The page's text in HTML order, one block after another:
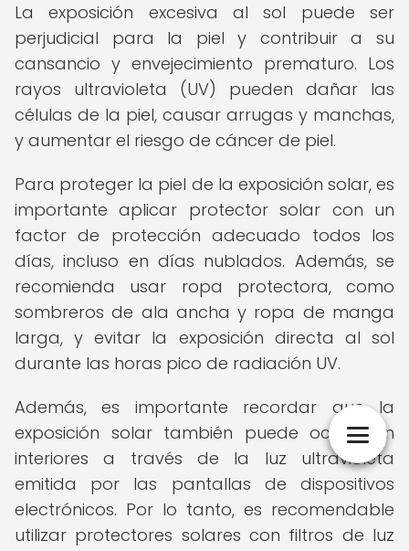
La exposición excesiva al sol puede ser
perjudicial para la piel y contribuir a su
cansancio y envejecimiento prematuro. Los
rayos ultravioleta (UV) pueden dañar las
células de la piel, causar arrugas y manchas,
y aumentar el riesgo de cáncer de piel.
Para proteger la piel de la exposición solar, es
importante aplicar protector solar con un
factor de protección adecuado todos los
días, incluso en días nublados. Además, se
recomienda usar ropa protectora, como
sombreros de ala ancha y ropa de manga
larga, y evitar la exposición directa al sol
durante las horas pico de radiación UV.
Además, es importante recordar que la
exposición solar también puede ocurrir en
interiores a través de la luz ultravioleta
emitida por las pantallas de dispositivos
electrónicos. Por lo tanto, es recomendable
utilizar protectores solares con filtros de luz